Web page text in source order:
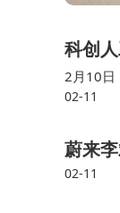
科创
2月10日
成立于
02-11
蔚来
02-11